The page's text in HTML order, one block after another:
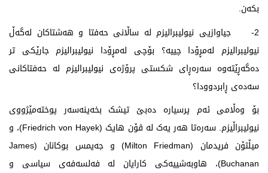
بکەن.
2- جیاوازیی نیولیبرالیزم لە ساڵانی حەفتا و هەشتاكان لەگەڵ
نیولیبرالیزم لەمڕۆدا چییە؟ بۆچی لەمڕۆدا نیولیبرالیزم جارێكی تر
دەگەڕێتەوە سەرەڕای شكستی پرۆژەی نیولیبرالیزم لە حەفتاكانی
سەدەی ڕابردوودا؟
بۆ وەڵامی ئەم پرسیارە دەبێ تیشک بخەینەسەر پوختەمێژووی
نیولیبراڵیزم. سەرەتا هەر یەک لە ڤۆن هایک (Friedrich von Hayek)، و
میڵتۆن فریدمان (Milton Friedman) و جەیمس بوکانان (James
Buchanan)، هاوبەشییەکی کارایان لە فەلسەفەی سیاسی و